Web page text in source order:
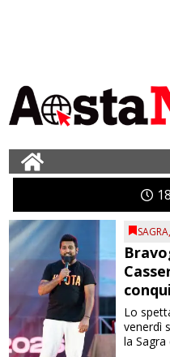
18
SAGRA,
Lo
venerdì
la Sagra